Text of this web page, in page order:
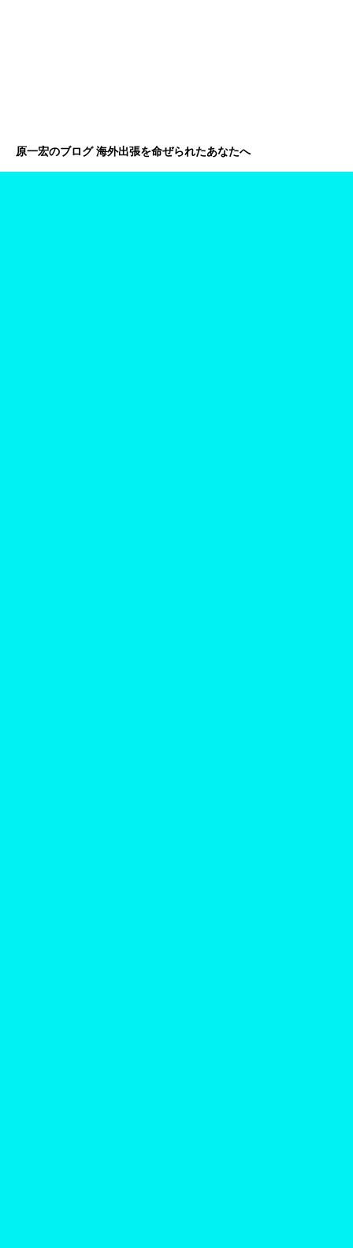
原一宏のブログ 海外出張を命ぜられたあなたへ